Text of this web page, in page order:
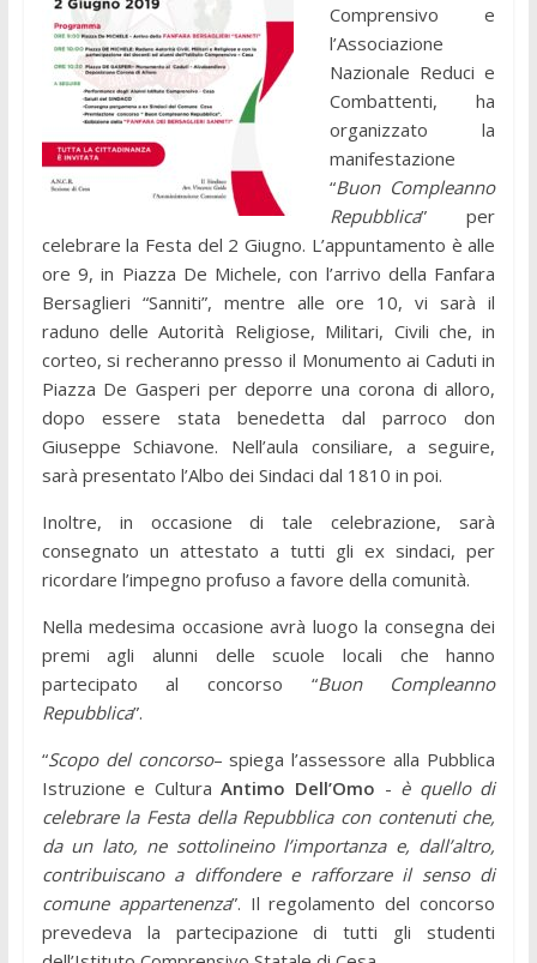
Comprensivo e
l’Associazione
Nazionale Reduci e
Combattenti, ha
organizzato la
manifestazione
“Buon Compleanno
Repubblica” per
celebrare la Festa del 2 Giugno. L’appuntamento è alle
ore 9, in Piazza De Michele, con l’arrivo della Fanfara
Bersaglieri “Sanniti”, mentre alle ore 10, vi sarà il
raduno delle Autorità Religiose, Militari, Civili che, in
corteo, si recheranno presso il Monumento ai Caduti in
Piazza De Gasperi per deporre una corona di alloro,
dopo essere stata benedetta dal parroco don
Giuseppe Schiavone. Nell’aula consiliare, a seguire,
sarà presentato l’Albo dei Sindaci dal 1810 in poi.
Inoltre, in occasione di tale celebrazione, sarà
consegnato un attestato a tutti gli ex sindaci, per
ricordare l’impegno profuso a favore della comunità.
Nella medesima occasione avrà luogo la consegna dei
premi agli alunni delle scuole locali che hanno
partecipato al concorso “Buon Compleanno
Repubblica”.
“Scopo del concorso– spiega l’assessore alla Pubblica
Istruzione e CulturaAntimo Dell’Omo - è quello di
celebrare la Festa della Repubblica con contenuti che,
da un lato, ne sottolineino l’importanza e, dall’altro,
contribuiscano a diffondere e rafforzare il senso di
comune appartenenza”. Il regolamento del concorso
prevedeva la partecipazione di tutti gli studenti